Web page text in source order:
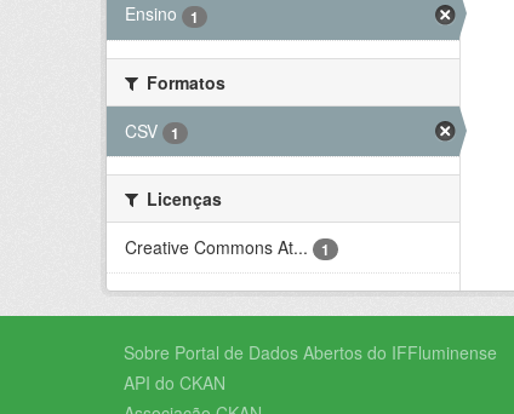
Ensino 1
Formatos
CSV
1
Licenças
Creative Commons At...
1
Sobre Portal de Dados Abertos do IFFluminense
API do CKAN